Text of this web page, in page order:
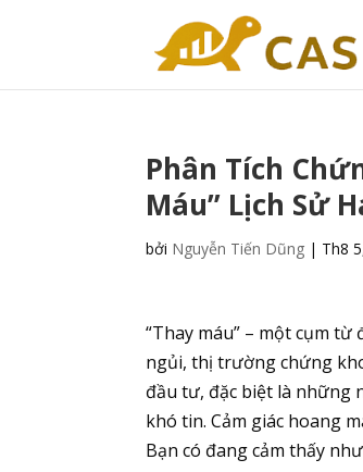
Phân Tích
Máu” Lịch Sử
bởi Nguyễn Tiến Dũng | Th8
“Thay máu” – một cụm
ngủi, thị trường chứng
đầu tư, đặc biệt là những
khó tin. Cảm giác hoang
Bạn có đang cảm thấy